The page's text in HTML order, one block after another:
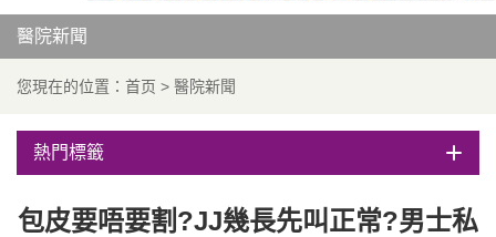
醫院新聞
您現在的位置： 首页 > 醫院新聞
熱門標籤
包皮要唔要割?JJ幾長先叫正常?男士私